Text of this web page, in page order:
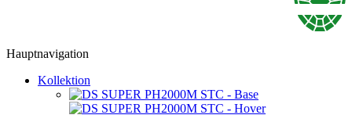
Hauptnavigation
Kollektion